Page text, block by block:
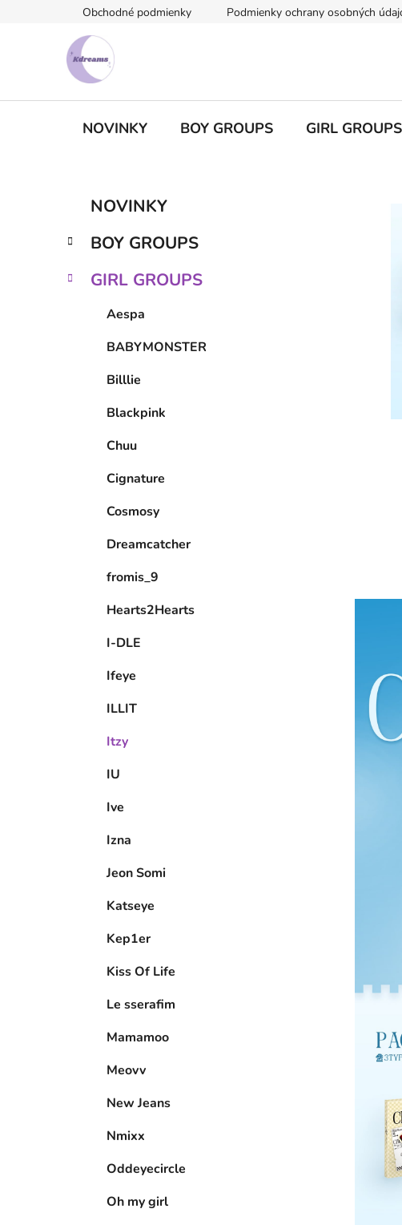
Obchodné podmienky Podmienky ochrany osobných
NOVINKY BOY GROUPS GIRL GROUPS
č
ý
Preskočiť
kategórie
e
ó
NOVINKY
BOY GROUPS
GIRL GROUPS
Aespa
BABYMONSTER
Billlie
Blackpink
Chuu
Cignature
Cosmosy
Dreamcatcher
fromis_9
Hearts2Hearts
I-DLE
Ifeye
ILLIT
Itzy
IU
Ive
Izna
Jeon Somi
Katseye
Kep1er
Kiss Of Life
Le sserafim
Mamamoo
Meovv
New Jeans
Nmixx
Oddeyecircle
Oh my girl